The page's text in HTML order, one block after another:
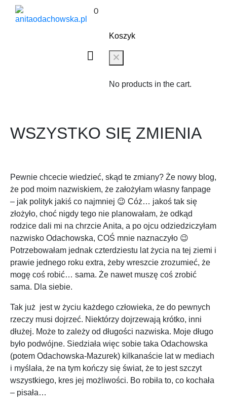
0
Koszyk
No products in the cart.
WSZYSTKO SIĘ ZMIENIA
Pewnie chcecie wiedzieć, skąd te zmiany? Że nowy blog,
że pod moim nazwiskiem, że założyłam własny fanpage
– jak polityk jakiś co najmniej 😉 Cóż… jakoś tak się
złożyło, choć nigdy tego nie planowałam, że odkąd
rodzice dali mi na chrzcie Anita, a po ojcu odziedziczyłam
nazwisko Odachowska, COŚ mnie naznaczyło 😉
Potrzebowałam jednak czterdziestu lat życia na tej ziemi i
prawie jednego roku extra, żeby wreszcie zrozumieć, że
mogę coś robić… sama. Że nawet muszę coś zrobić
sama. Dla siebie.
Tak już jest w życiu każdego człowieka, że do pewnych
rzeczy musi dojrzeć. Niektórzy dojrzewają krótko, inni
dłużej. Może to zależy od długości nazwiska. Moje długo
było podwójne. Siedziała więc sobie taka Odachowska
(potem Odachowska-Mazurek) kilkanaście lat w mediach
i myślała, że na tym kończy się świat, że to jest szczyt
wszystkiego, kres jej możliwości. Bo robiła to, co kochała
– pisała…